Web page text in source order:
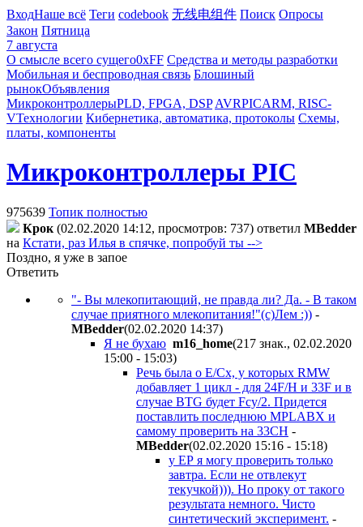
ВходНаше всё Теги codebook 无线电组件 Поиск Опросы
Закон Пятница
7 августа
О смысле всего сущего0xFF Средства и методы разработки
Мобильная и беспроводная связь Блошиный
рынокОбъявления
МикроконтроллерыPLD, FPGA, DSP AVRPICARM, RISC-
VТехнологии Кибернетика, автоматика, протоколы Схемы,
платы, компоненты
Микроконтроллеры PIC
975639 Топик полностью
Крок (02.02.2020 14:12, просмотров: 737) ответил MBedder
на Кстати, раз Илья в спячке, попробуй ты -->
Поздно, я уже в запое
Ответить
"- Вы млекопитающий, не правда ли? Да. - В таком
случае приятного млекопитания!"(с)Лем :)) -
MBedder(02.02.2020 14:37)
Я не бухаю m16_home(217 знак., 02.02.2020
15:00 - 15:03)
Речь была о Е/Сх, у которых RMW
добавляет 1 цикл - для 24F/H и 33F и в
случае BTG будет Fcy/2. Придется
поставлить последнюю MPLABX и
самому проверить на 33СН -
MBedder(02.02.2020 15:16 - 15:18)
у ЕР я могу проверить только
завтра. Если не отвлекут
текучкой))). Но проку от такого
результата немного. Чисто
синтетический эксперимент. -